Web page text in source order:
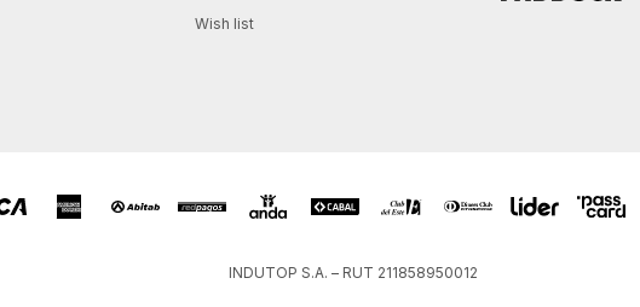
Wish list
INDUTOP S.A. – RUT 211858950012